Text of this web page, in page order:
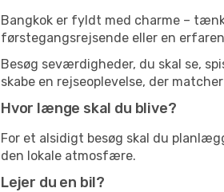
Bangkok er fyldt med charme –
førstegangsrejsende eller en
Besøg seværdigheder, du skal se,
skabe en rejseoplevelse, der
Hvor længe skal du blive?
For et alsidigt besøg skal du
den lokale atmosfære.
Lejer du en bil?